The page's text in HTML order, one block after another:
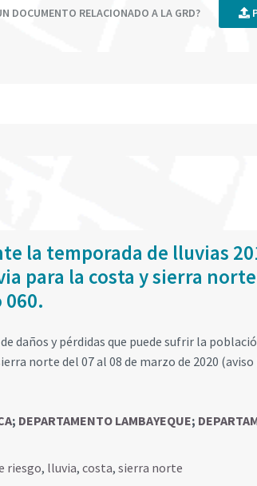
DOCUMENTO RELACIONADO A LA GRD?
la temporada de lluvias
para la costa y sierra norte
060.
daños y pérdidas que puede sufrir la
norte del 07 al 08 de marzo de 2020 (aviso
; DEPARTAMENTO LAMBAYEQUE;
riesgo, lluvia, costa, sierra norte